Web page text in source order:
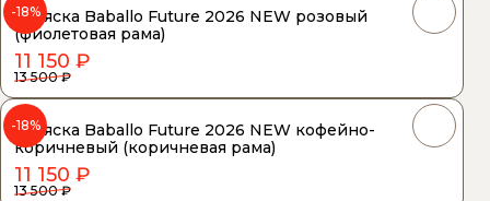
-18%
Коляска Baballo Future 2026 NEW розовый
(фиолетовая рама)
11 150 ₽
13 500 ₽
-18%
Коляска Baballo Future 2026 NEW кофейно-
коричневый (коричневая рама)
11 150 ₽
13 500 ₽